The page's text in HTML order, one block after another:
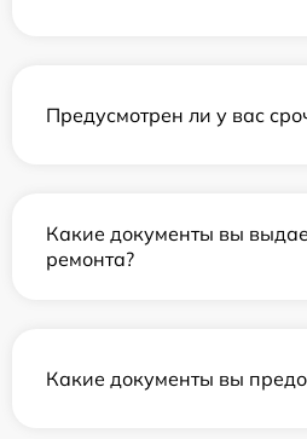
Предусмотрен ли у вас
Какие документы вы
ремонта?
Какие документы вы